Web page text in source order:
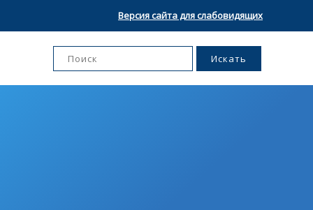
Версия сайта для слабовидящих